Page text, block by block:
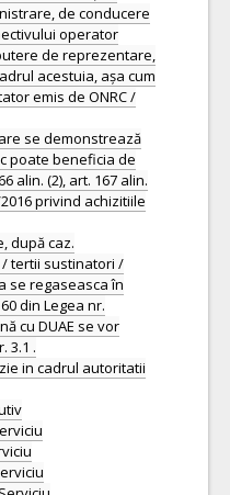
de conducere
operator
de reprezentare,
acestuia, așa cum
emis de ONRC /
se demonstrează
poate beneficia de
alin. (2), art. 167 alin.
privind achizitiile
după caz.
tertii sustinatori /
se regaseasca în
din Legea nr.
cu DUAE se vor
3.1 .
in cadrul autoritatii